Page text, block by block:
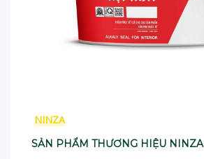
NINZA
SẢN PHẨM THƯƠNG HIỆU NINZA